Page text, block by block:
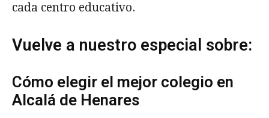
cada centro educativo.
Vuelve a nuestro especial sobre:
Cómo elegir el mejor colegio en
Alcalá de Henares